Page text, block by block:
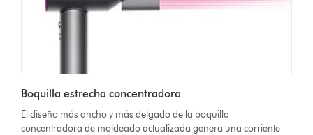
Boquilla estrecha concentradora
El diseño más ancho y más delgado de la boquilla
concentradora de moldeado actualizada genera una corriente